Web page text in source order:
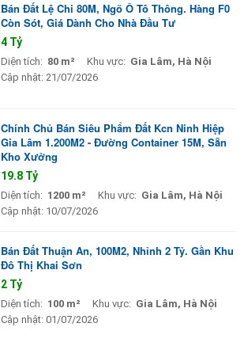
Bán Đất Lệ Chi 80M, Ngõ Ô Tô Thông. Hàng F0
Còn Sót, Giá Dành Cho Nhà Đầu Tư
4 Tỷ
Diện tích: 80 m² Khu vực: Gia Lâm, Hà Nội
Cập nhật: 21/07/2026
Chính Chủ Bán Siêu Phẩm Đất Kcn Ninh Hiệp
Gia Lâm 1.200M2 - Đường Container 15M, Sẵn
Kho Xưởng
19.8 Tỷ
Diện tích: 1200 m² Khu vực: Gia Lâm, Hà Nội
Cập nhật: 10/07/2026
Bán Đất Thuận An, 100M2, Nhỉnh 2 Tỷ. Gần Khu
Đô Thị Khai Sơn
2 Tỷ
Diện tích: 100 m² Khu vực: Gia Lâm, Hà Nội
Cập nhật: 01/07/2026